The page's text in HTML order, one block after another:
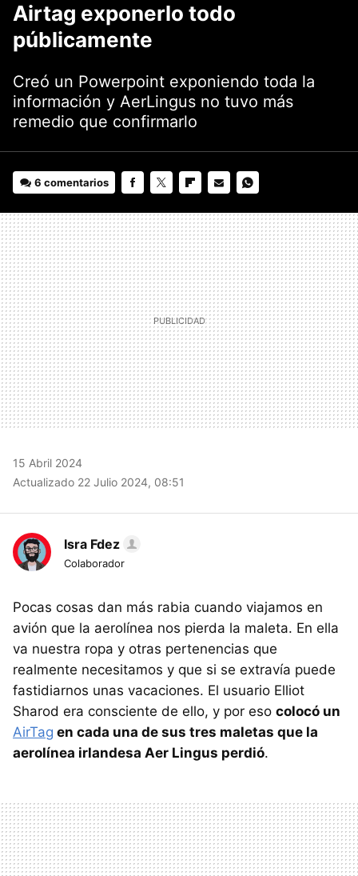
Airtag exponerlo todo
públicamente
Creó un Powerpoint exponiendo toda la
información y AerLingus no tuvo más
remedio que confirmarlo
6 comentarios
MAIL
15 Abril 2024
Actualizado 22 Julio 2024, 08:51
Isra Fdez
Colaborador
Pocas cosas dan más rabia cuando viajamos en
avión que la aerolínea nos pierda la maleta. En ella
va nuestra ropa y otras pertenencias que
realmente necesitamos y que si se extravía puede
fastidiarnos unas vacaciones. El usuario Elliot
Sharod era consciente de ello, y por eso colocó un
AirTag en cada una de sus tres maletas que la
aerolínea irlandesa Aer Lingus perdió.